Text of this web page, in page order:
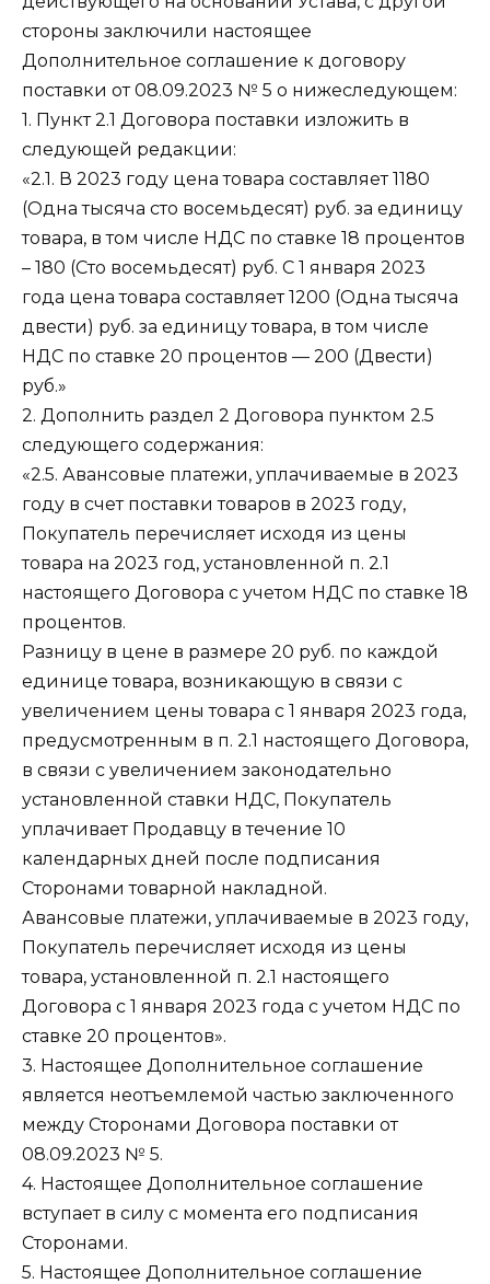
стороны заключили настоящее
Дополнительное соглашение к договору
поставки от 08.09.2023 № 5 о нижеследующем:
1. Пункт 2.1 Договора поставки изложить в
следующей редакции:
«2.1. В 2023 году цена товара составляет 1180
(Одна тысяча сто восемьдесят) руб. за единицу
товара, в том числе НДС по ставке 18 процентов
– 180 (Сто восемьдесят) руб. С 1 января 2023
года цена товара составляет 1200 (Одна тысяча
двести) руб. за единицу товара, в том числе
НДС по ставке 20 процентов — 200 (Двести)
руб.»
2. Дополнить раздел 2 Договора пунктом 2.5
следующего содержания:
«2.5. Авансовые платежи, уплачиваемые в 2023
году в счет поставки товаров в 2023 году,
Покупатель перечисляет исходя из цены
товара на 2023 год, установленной п. 2.1
настоящего Договора с учетом НДС по ставке 18
процентов.
Разницу в цене в размере 20 руб. по каждой
единице товара, возникающую в связи с
увеличением цены товара с 1 января 2023 года,
предусмотренным в п. 2.1 настоящего Договора,
в связи с увеличением законодательно
установленной ставки НДС, Покупатель
уплачивает Продавцу в течение 10
календарных дней после подписания
Сторонами товарной накладной.
Авансовые платежи, уплачиваемые в 2023 году,
Покупатель перечисляет исходя из цены
товара, установленной п. 2.1 настоящего
Договора с 1 января 2023 года с учетом НДС по
ставке 20 процентов».
3. Настоящее Дополнительное соглашение
является неотъемлемой частью заключенного
между Сторонами Договора поставки от
08.09.2023 № 5.
4. Настоящее Дополнительное соглашение
вступает в силу с момента его подписания
Сторонами.
5. Настоящее Дополнительное соглашение